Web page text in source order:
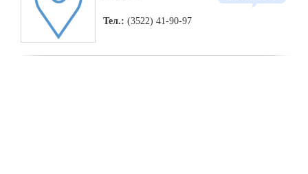
Тел.: (3522) 41-90-97